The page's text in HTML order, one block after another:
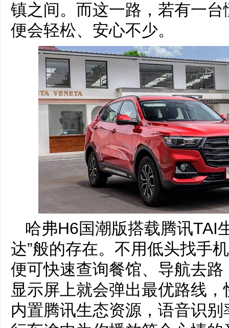
镇之间。而这一路，若有一
便会轻松、安心不少。
哈弗H6国潮版搭载腾讯TAI
达”般的存在。不用低头找手
便可快速查询餐馆、导航去
显示屏上就会弹出最优路线
内置腾讯生态资源，语音识